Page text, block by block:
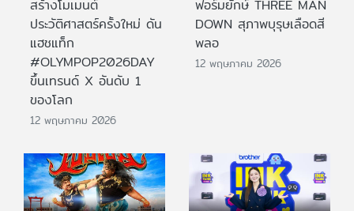
สร้างโมเมนต์
ประวัติศาสตร์ครั้งใหม่ ดัน
แฮชแท็ก
#OLYMPOP2026DAY
ขึ้นเทรนด์ X อันดับ 1
ของโลก
12 พฤษภาคม 2026
ฟอร์มยักษ์ THREE MAN
DOWN สุภาพบุรุษเลือดสี
พลอ
12 พฤษภาคม 2026